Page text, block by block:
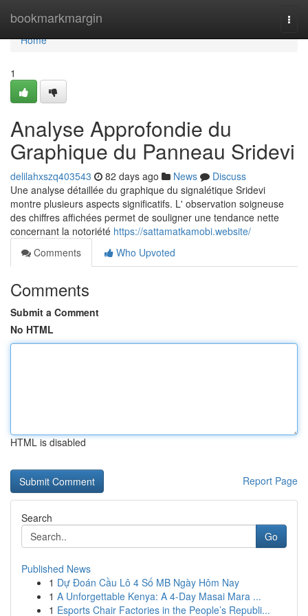
bookmarkmargin
Home
Home
1
Analyse Approfondie du
Graphique du Panneau Sridevi
delilahxszq403543 82 days ago News
Discuss
Une analyse détaillée du graphique du signalétique Sridevi
montre plusieurs aspects significatifs. L' observation soigneuse
des chiffres affichées permet de souligner une tendance nette
concernant la notoriété https://sattamatkamobi.website/
Comments
Who Upvoted
Comments
Submit a Comment
No HTML
HTML is disabled
Report Page
Search
Go
Published News
1 Dự Đoán Cầu Lô 4 Số MB Ngày Hôm Nay
1 A Unforgettable Kenya: A 4-Day Masai Mara ...
1 Esports Chair Factories in the People’s Republi...